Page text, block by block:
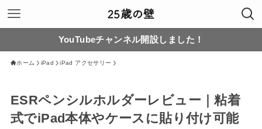
YouTubeチャンネル開設しました！
ホーム iPad iPad アクセサリー
ESRペンシルホルダーレビュー｜粘着
式でiPad本体やケースに貼り付け可能